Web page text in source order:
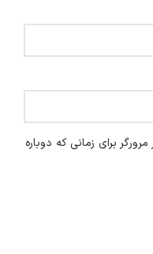
برای زمانی که دوباره